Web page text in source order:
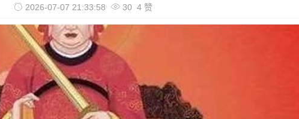
2026-07-07 21:33:58 30 4 赞